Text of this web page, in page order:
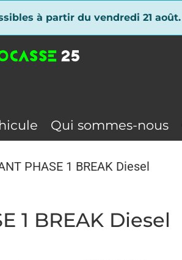
à partir du vendredi 21 août.
Qui sommes-nous
PHASE 1 BREAK Diesel
1 BREAK Diesel